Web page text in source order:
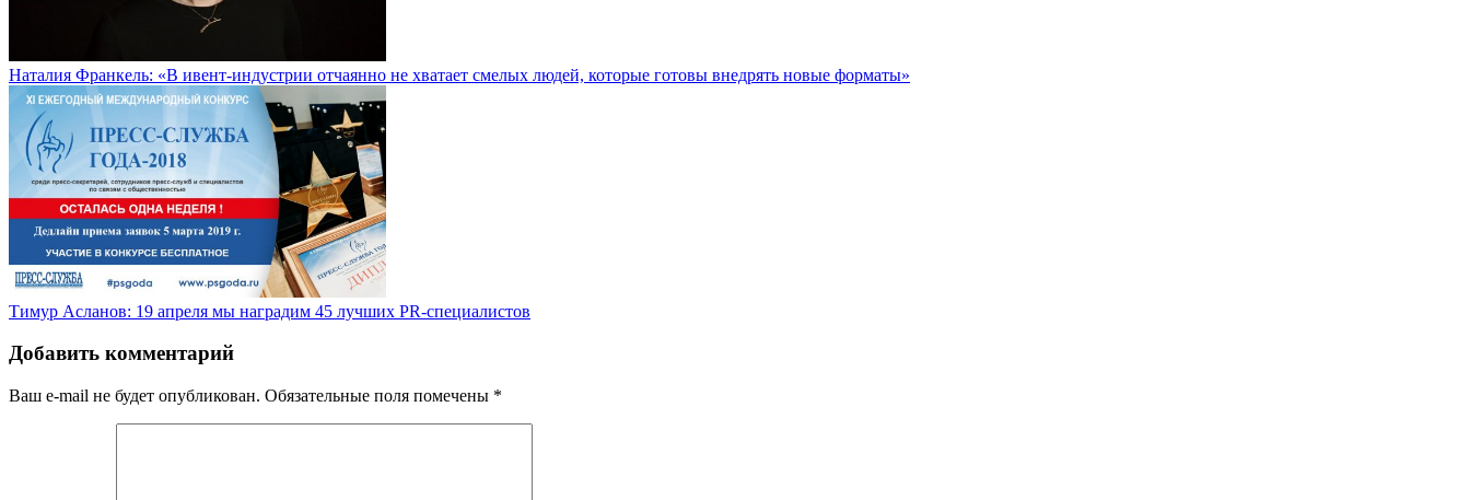
Наталия Франкель: «В ивент-индустрии отчаянно не хватает смелых людей, которые готовы внедрять новые форматы»
Тимур Асланов: 19 апреля мы наградим 45 лучших PR-специалистов
Добавить комментарий
Ваш e-mail не будет опубликован. Обязательные поля помечены *